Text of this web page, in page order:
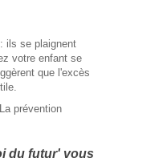
ils se plaignent
votre enfant se
que l'excès
prévention
du futur' vous